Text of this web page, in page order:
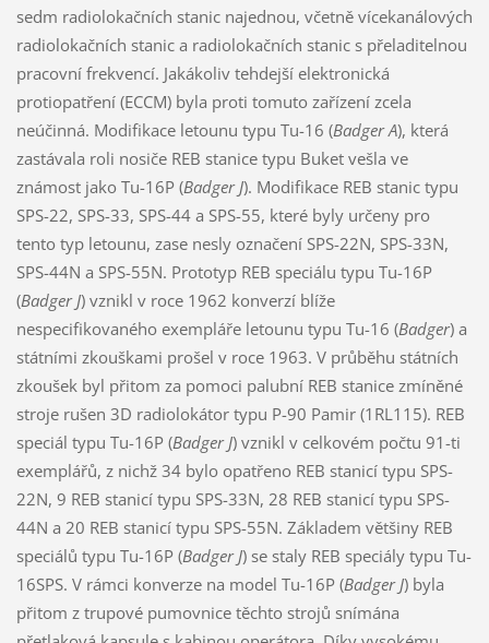
sedm radiolokačních stanic najednou, včetně vícekanálových
radiolokačních stanic a radiolokačních stanic s přeladitelnou
pracovní frekvencí. Jakákoliv tehdejší elektronická
protiopatření (ECCM) byla proti tomuto zařízení zcela
neúčinná. Modifikace letounu typu Tu-16 (Badger A), která
zastávala roli nosiče REB stanice typu Buket vešla ve
známost jako Tu-16P (Badger J). Modifikace REB stanic typu
SPS-22, SPS-33, SPS-44 a SPS-55, které byly určeny pro
tento typ letounu, zase nesly označení SPS-22N, SPS-33N,
SPS-44N a SPS-55N. Prototyp REB speciálu typu Tu-16P
(Badger J) vznikl v roce 1962 konverzí blíže
nespecifikovaného exempláře letounu typu Tu-16 (Badger) a
státními zkouškami prošel v roce 1963. V průběhu státních
zkoušek byl přitom za pomoci palubní REB stanice zmíněné
stroje rušen 3D radiolokátor typu P-90 Pamir (1RL115). REB
speciál typu Tu-16P (Badger J) vznikl v celkovém počtu 91-ti
exemplářů, z nichž 34 bylo opatřeno REB stanicí typu SPS-
22N, 9 REB stanicí typu SPS-33N, 28 REB stanicí typu SPS-
44N a 20 REB stanicí typu SPS-55N. Základem většiny REB
speciálů typu Tu-16P (Badger J) se staly REB speciály typu Tu-
16SPS. V rámci konverze na model Tu-16P (Badger J) byla
přitom z trupové pumovnice těchto strojů snímána